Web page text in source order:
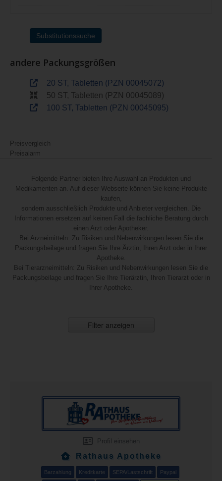
Substitutionssuche
andere Packungsgrößen
20 ST, Tabletten (PZN 00045072)
50 ST, Tabletten (PZN 00045089)
100 ST, Tabletten (PZN 00045095)
Preisvergleich
Preisalarm
Folgende Partner bieten Ihre Auswahl an Produkten und
Medikamenten an. Auf dieser Webseite können Sie keine Produkte
kaufen,
sondern ausschließlich Produkte und Anbieter vergleichen. Die
Informationen ersetzen auf keinen Fall die fachliche Beratung durch
einen Arzt oder Apotheker.
Bei Arzneimitteln: Zu Risiken und Nebenwirkungen lesen Sie die
Packungsbeilage und fragen Sie Ihre Ärztin, Ihren Arzt oder in Ihrer
Apotheke.
Bei Tierarzneimitteln: Zu Risiken und Nebenwirkungen lesen Sie die
Packungsbeilage und fragen Sie Ihre Tierärztin, Ihren Tierarzt oder in
Ihrer Apotheke.
Filter anzeigen
Profil einsehen
Rathaus Apotheke
Barzahlung Kreditkarte SEPA/Lastschrift Paypal